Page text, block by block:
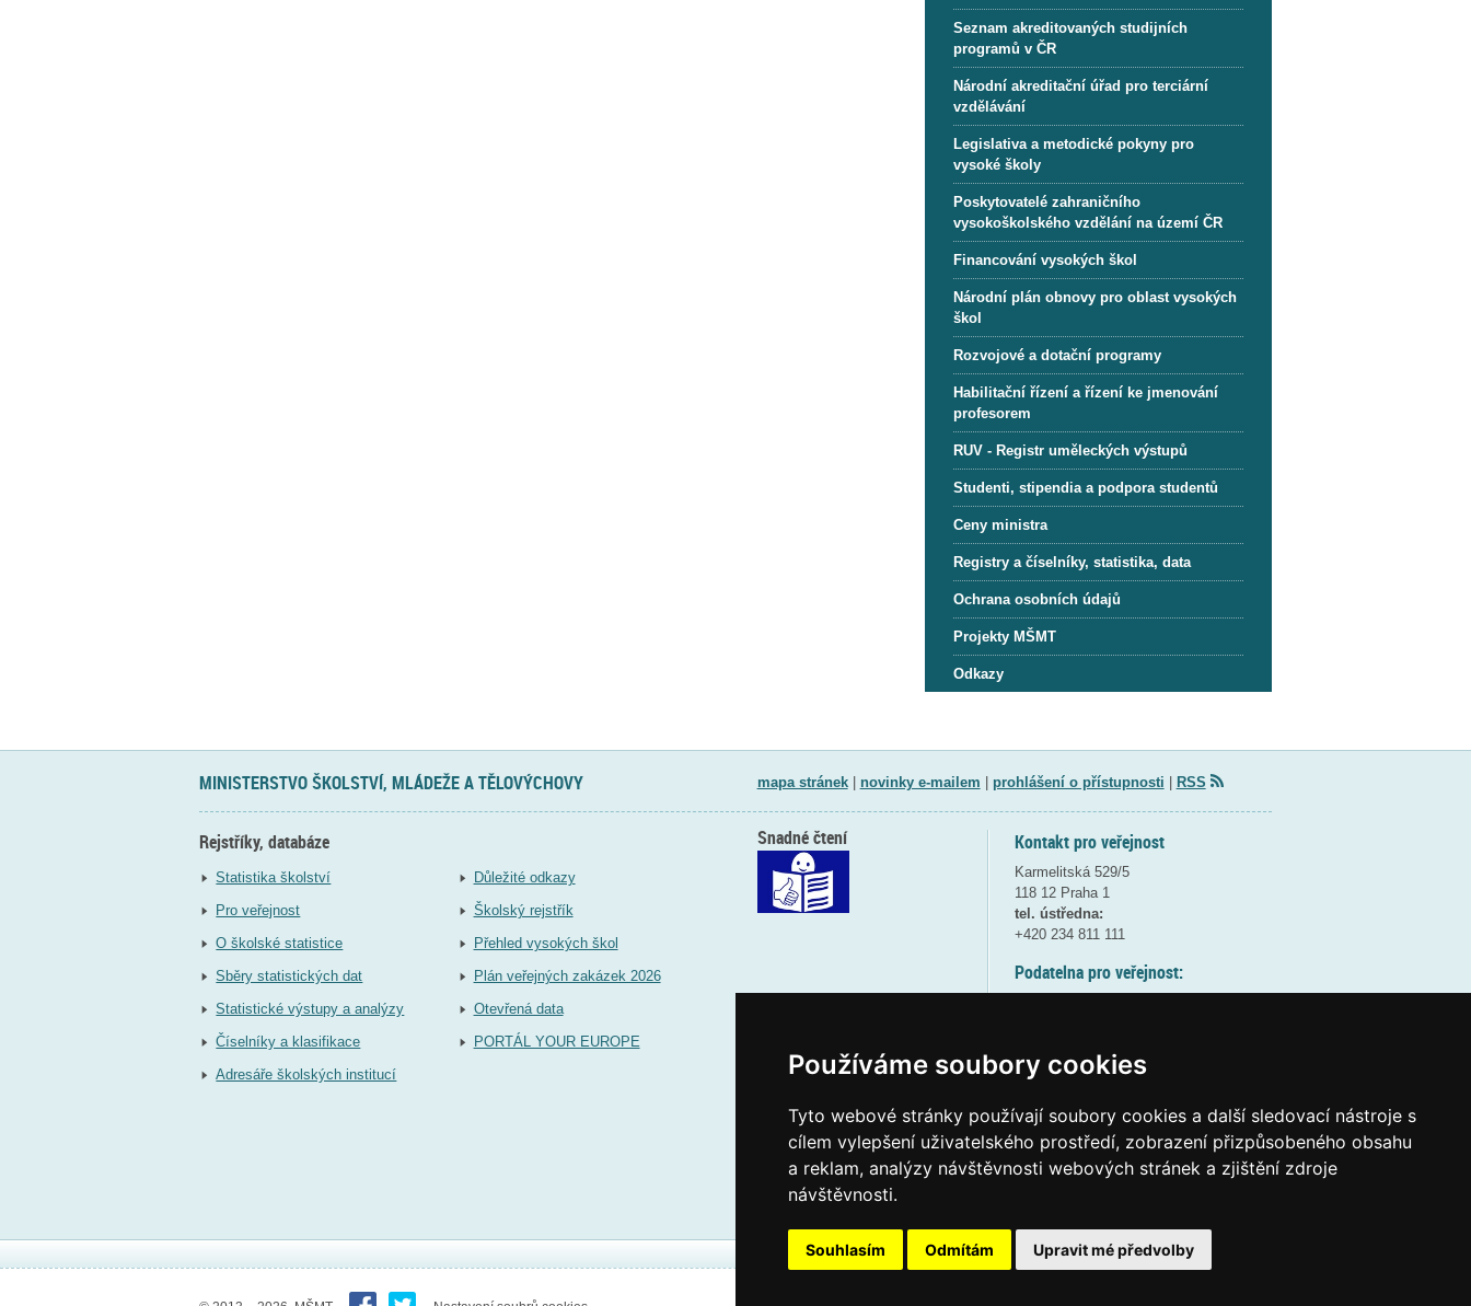
Používáme soubory cookies
Tyto webové stránky používají soubory cookies a další sledovací nástroje s
cílem vylepšení uživatelského prostředí, zobrazení přizpůsobeného obsahu
a reklam, analýzy návštěvnosti webových stránek a zjištění zdroje
návštěvnosti.
Souhlasím Odmítám Upravit mé předvolby
Seznam akreditovaných studijních
programů v ČR
Národní akreditační úřad pro terciární
vzdělávání
Legislativa a metodické pokyny pro
vysoké školy
Poskytovatelé zahraničního
vysokoškolského vzdělání na území ČR
Financování vysokých škol
Národní plán obnovy pro oblast vysokých
škol
Rozvojové a dotační programy
Habilitační řízení a řízení ke jmenování
profesorem
RUV - Registr uměleckých výstupů
Studenti, stipendia a podpora studentů
Ceny ministra
Registry a číselníky, statistika, data
Ochrana osobních údajů
Projekty MŠMT
Odkazy
MINISTERSTVO ŠKOLSTVÍ, MLÁDEŽE A TĚLOVÝCHOVY mapa stránek| novinky e-mailem prohlášení o přístupnosti RSS
Rejstříky, databáze
Statistika školství
Pro veřejnost
O školské statistice
Sběry statistických dat
Statistické výstupy a analýzy
Číselníky a klasifikace
Adresáře školských institucí
Důležité odkazy
Školský rejstřík
Přehled vysokých škol
Plán veřejných zakázek 2026
Otevřená data
PORTÁL YOUR EUROPE
Kontakt pro veřejnost
Karmelitská 529/5
118 12 Praha 1
tel. ústředna:
+420 234 811 111
Podatelna pro veřejnost:
(více informací
Elektronická podatelna:
posta@msmt.gov.cz
Snadné čtení